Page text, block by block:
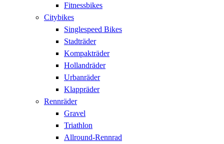
Fitnessbikes
Citybikes
Singlespeed Bikes
Stadträder
Kompakträder
Hollandräder
Urbanräder
Klappräder
Rennräder
Gravel
Triathlon
Allround-Rennrad